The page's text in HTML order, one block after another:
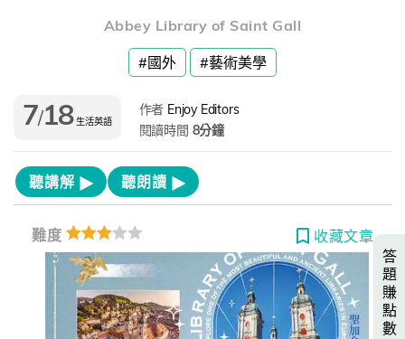
Abbey Library of Saint Gall
#國外 #藝術美學
7/18 生活英語
作者 Enjoy Editors
閱讀時間 8分鐘
聽講解 聽朗讀
難度 收藏文章
答
題
賺
點
數